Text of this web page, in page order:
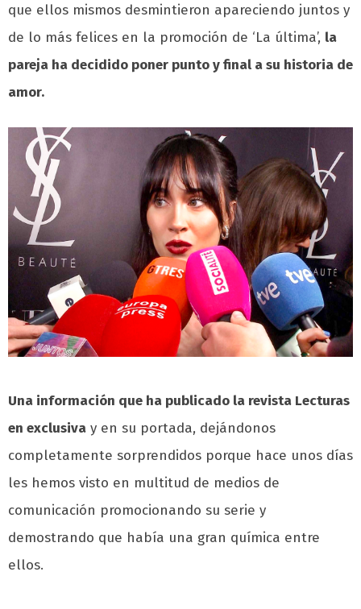
que ellos mismos desmintieron apareciendo juntos y
de lo más felices en la promoción de ‘La última’, la
pareja ha decidido poner punto y final a su historia de
amor.
Una información que ha publicado la revista Lecturas
en exclusiva y en su portada, dejándonos
completamente sorprendidos porque hace unos días
les hemos visto en multitud de medios de
comunicación promocionando su serie y
demostrando que había una gran química entre
ellos.